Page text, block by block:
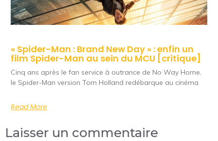
« Spider-Man : Brand New Day » : enfin un
film Spider-Man au sein du MCU [critique]
Cinq ans après le fan service à outrance de No Way Home,
le Spider-Man version Tom Holland redébarque au cinéma
Read More
Laisser un commentaire